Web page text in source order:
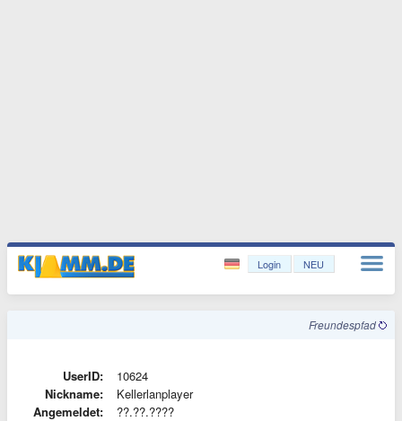
Login NEU
Freundespfad
UserID:
10624
Nickname:
Kellerlanplayer
Angemeldet:
??.??.????